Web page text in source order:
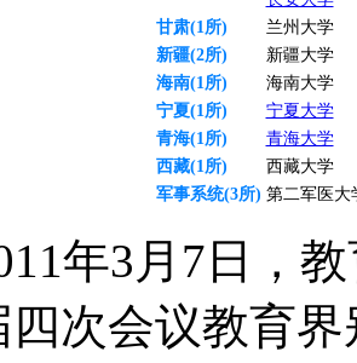
甘肃(1所)
兰州大学
新疆(2所)
新疆大学
海南(1所)
海南大学
宁夏(1所)
宁夏大学
青海(1所)
青海大学
西藏(1所)
西藏大学
军事系统(3所) 第二军医大
年3月7日，
次会议教育